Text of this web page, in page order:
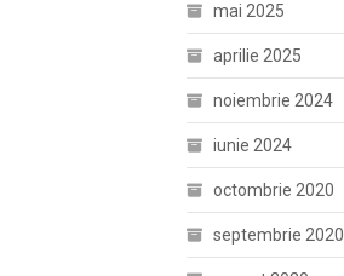
mai 2025
aprilie 2025
noiembrie 2024
iunie 2024
octombrie 2020
septembrie 2020